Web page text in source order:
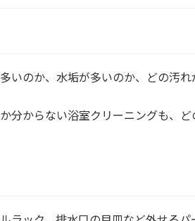
いのか、水垢が多いのか、どの汚
分からない浴室クリーニングも、